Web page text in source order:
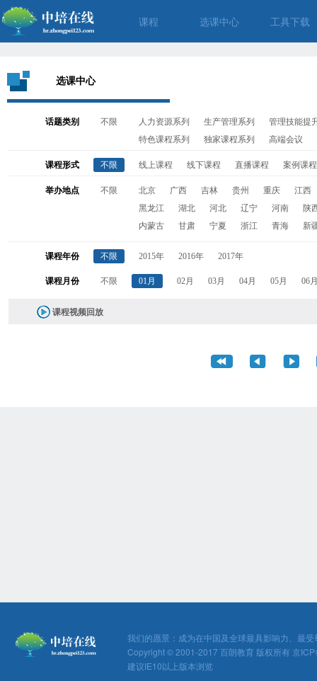
课程 选课中心 工具下载
选课中心
话题类别 不限 人力资源系列 生产管理系列
管理技能提
特色课程系列
独家课程系列 高端会议
课程形式 不限 线上课程 线下课程 直播课程 案例课程
举办地点 不限 北京 广西 吉林 贵州 重庆
江西
黑龙江
湖北 河北 辽宁 河南
陕
内蒙古
甘肃 宁夏 浙江 青海 新
课程年份 不限 2015年 2016年 2017年
课程月份 不限 01月 02月 03月 04月 05月 06
课程视频回放
我们的愿景：成为在中国及全球最具影响力、最
Copyright © 2001-2017 百朗教育 版权所有 京
建议IE10以上版本浏览